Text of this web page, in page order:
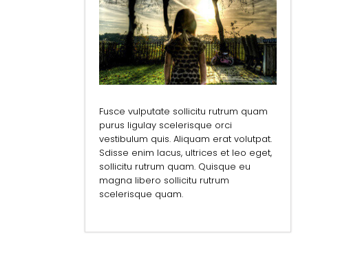
Fusce vulputate sollicitu rutrum quam
purus ligulay scelerisque orci
vestibulum quis. Aliquam erat volutpat.
Sdisse enim lacus, ultrices et leo eget,
sollicitu rutrum quam. Quisque eu
magna libero sollicitu rutrum
scelerisque quam.